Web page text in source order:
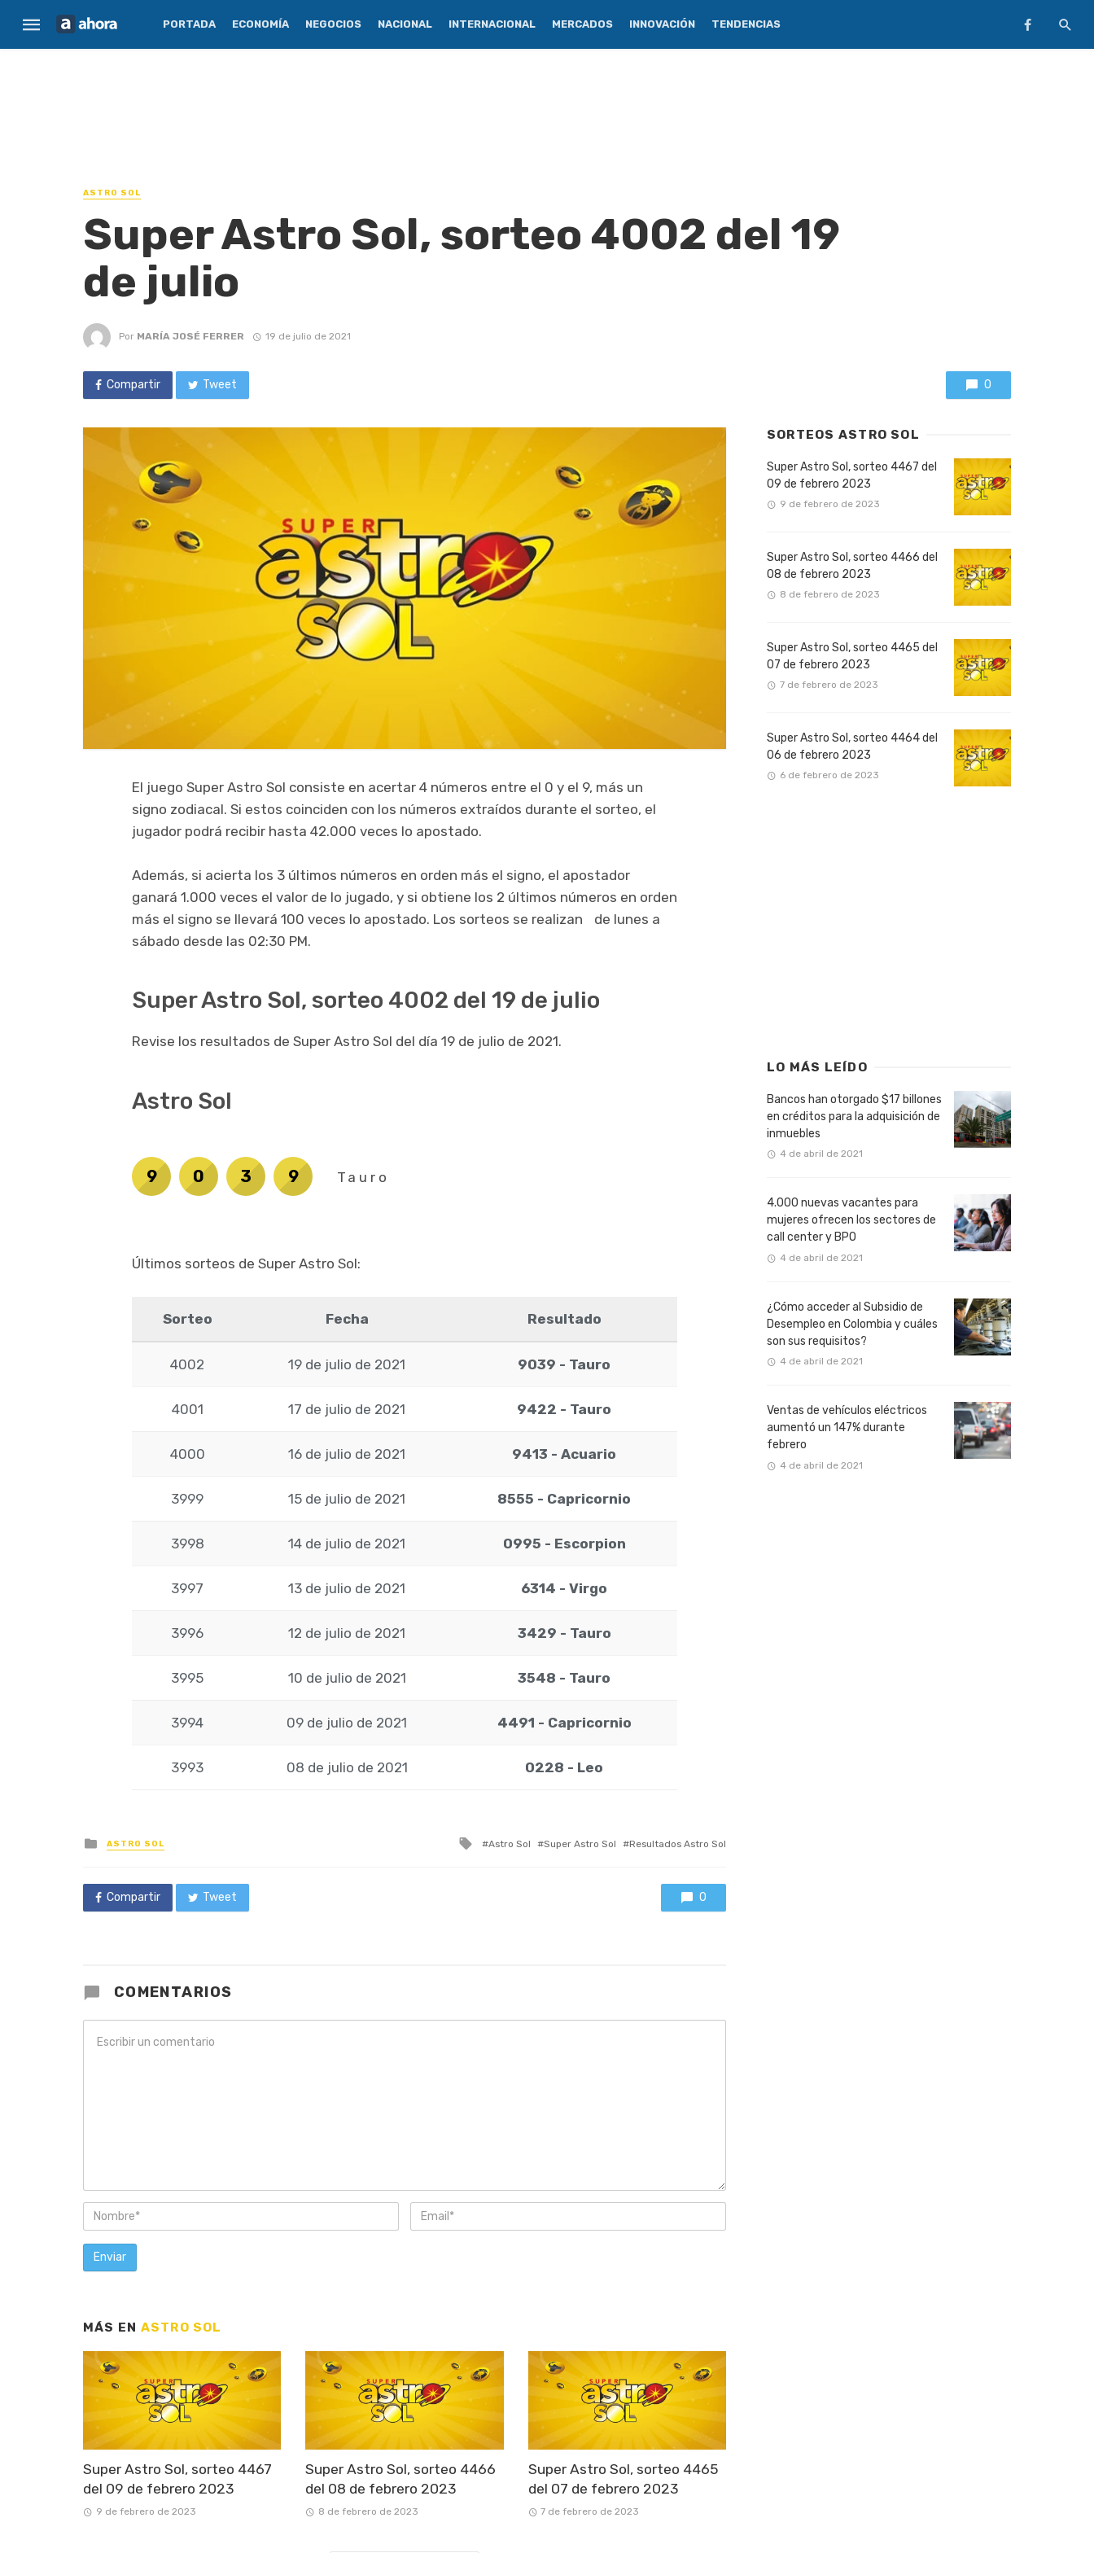
PORTADA ECONOMÍA NEGOCIOS NACIONAL INTERNACIONAL MERCADOS INNOVACIÓN TENDENCIAS
ASTRO SOL
Super Astro Sol, sorteo 4002 del 19
de julio
Por MARÍA JOSÉ FERRER 19 de julio de 2021
Compartir Tweet 0
El juego Super Astro Sol consiste en acertar 4 números entre el 0 y el 9, más un
signo zodiacal. Si estos coinciden con los números extraídos durante el sorteo, el
jugador podrá recibir hasta 42.000 veces lo apostado.
Además, si acierta los 3 últimos números en orden más el signo, el apostador
ganará 1.000 veces el valor de lo jugado, y si obtiene los 2 últimos números en orden
más el signo se llevará 100 veces lo apostado. Los sorteos se realizan de lunes a
sábado desde las 02:30 PM.
Super Astro Sol, sorteo 4002 del 19 de julio
Revise los resultados de Super Astro Sol del día 19 de julio de 2021.
Astro Sol
9 0 3 9 Tauro
Últimos sorteos de Super Astro Sol:
Sorteo Fecha Resultado
4002 19 de julio de 2021 9039 - Tauro
4001 17 de julio de 2021 9422 - Tauro
4000 16 de julio de 2021 9413 - Acuario
3999 15 de julio de 2021 8555 - Capricornio
3998 14 de julio de 2021 0995 - Escorpion
3997 13 de julio de 2021 6314 - Virgo
3996 12 de julio de 2021 3429 - Tauro
3995 10 de julio de 2021 3548 - Tauro
3994 09 de julio de 2021 4491 - Capricornio
3993 08 de julio de 2021 0228 - Leo
Posted
in
ASTRO SOL
Tagged
Astro Sol Super Astro Sol Resultados Astro Sol
Compartir Tweet 0
COMENTARIOS
MÁS EN ASTRO SOL
Super Astro Sol, sorteo 4467
del 09 de febrero 2023
9 de febrero de 2023
Super Astro Sol, sorteo 4466
del 08 de febrero 2023
8 de febrero de 2023
Super Astro Sol, sorteo 4465
del 07 de febrero 2023
7 de febrero de 2023
SORTEOS ASTRO SOL
Super Astro Sol, sorteo 4467 del
09 de febrero 2023
9 de febrero de 2023
Super Astro Sol, sorteo 4466 del
08 de febrero 2023
8 de febrero de 2023
Super Astro Sol, sorteo 4465 del
07 de febrero 2023
7 de febrero de 2023
Super Astro Sol, sorteo 4464 del
06 de febrero 2023
6 de febrero de 2023
LO MÁS LEÍDO
Bancos han otorgado $17 billones
en créditos para la adquisición de
inmuebles
4 de abril de 2021
4.000 nuevas vacantes para
mujeres ofrecen los sectores de
call center y BPO
4 de abril de 2021
¿Cómo acceder al Subsidio de
Desempleo en Colombia y cuáles
son sus requisitos?
4 de abril de 2021
Ventas de vehículos eléctricos
aumentó un 147% durante
febrero
4 de abril de 2021